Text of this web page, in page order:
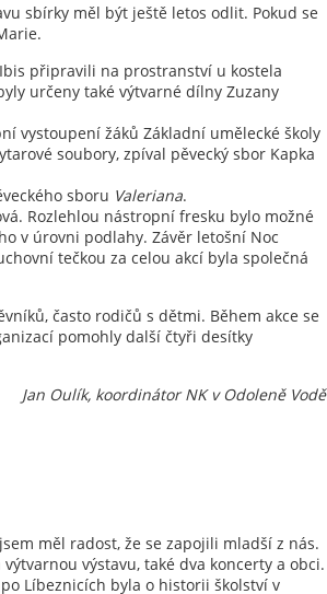
sbírky měl být ještě letos odlit. Pokud se
připravili na prostranství u kostela
určeny také výtvarné dílny Zuzany
vystoupení žáků Základní umělecké školy
soubory, zpíval pěvecký sbor Kapka
sboru Valeriana.
Rozlehlou nástropní fresku bylo možné
v úrovni podlahy. Závěr letošní Noc
tečkou za celou akcí byla společná
často rodičů s dětmi. Během akce se
pomohly další čtyři desítky
Jan Oulík, koordinátor NK v Odoleně Vodě
měl radost, že se zapojili mladší z nás.
výstavu, také dva koncerty a obci.
Líbeznicích byla o historii školství v